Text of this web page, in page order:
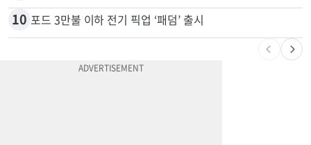
10 포드 3만불 이하 전기 픽업 ‘패덤’ 출시